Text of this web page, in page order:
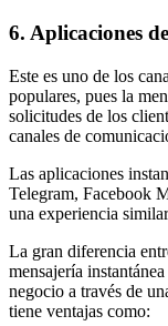
6. Aplicaciones
Este es uno de los
populares, pues la
solicitudes de los
canales de
Las aplicaciones
Telegram, Facebook
una experiencia
La gran diferencia
mensajería
negocio a través de
tiene ventajas como: